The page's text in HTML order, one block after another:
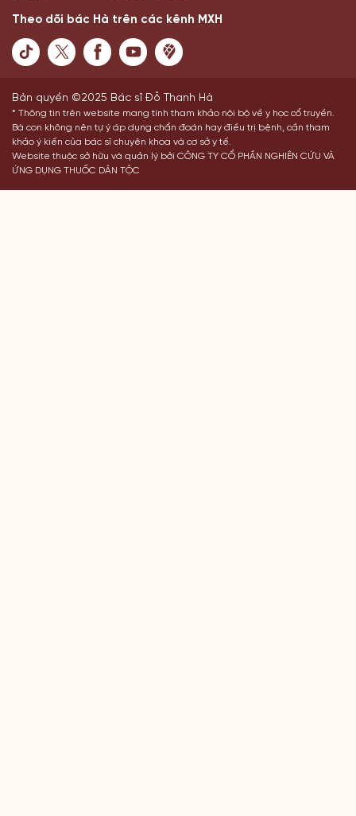
Theo dõi bác Hà trên các kênh MXH
Bản quyền ©2025 Bác sĩ Đỗ Thanh Hà
* Thông tin trên website mang tính tham khảo nội bộ về y học cổ truyền.
Bà con không nên tự ý áp dụng chẩn đoán hay điều trị bệnh, cần tham
khảo ý kiến của bác sĩ chuyên khoa và cơ sở y tế.
Website thuộc sở hữu và quản lý bởi CÔNG TY CỔ PHẦN NGHIÊN CỨU VÀ
ỨNG DỤNG THUỐC DÂN TỘC